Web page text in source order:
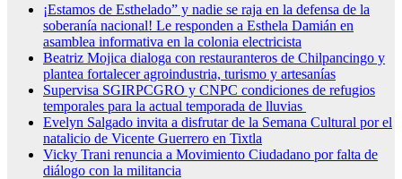
¡Estamos de Esthelado” y nadie se raja en la defensa de la
soberanía nacional! Le responden a Esthela Damián en
asamblea informativa en la colonia electricista
Beatriz Mojica dialoga con restauranteros de Chilpancingo y
plantea fortalecer agroindustria, turismo y artesanías
Supervisa SGIRPCGRO y CNPC condiciones de refugios
temporales para la actual temporada de lluvias
Evelyn Salgado invita a disfrutar de la Semana Cultural por el
natalicio de Vicente Guerrero en Tixtla
Vicky Trani renuncia a Movimiento Ciudadano por falta de
diálogo con la militancia